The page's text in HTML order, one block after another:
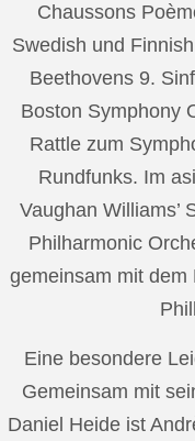
Chaussons
Swedish und
Beethovens 9.
Boston Symphony
Rattle zum
Rundfunks. Im
Vaughan Williams’
Philharmonic
gemeinsam mit dem
Eine besondere
Gemeinsam mit
Daniel Heide ist